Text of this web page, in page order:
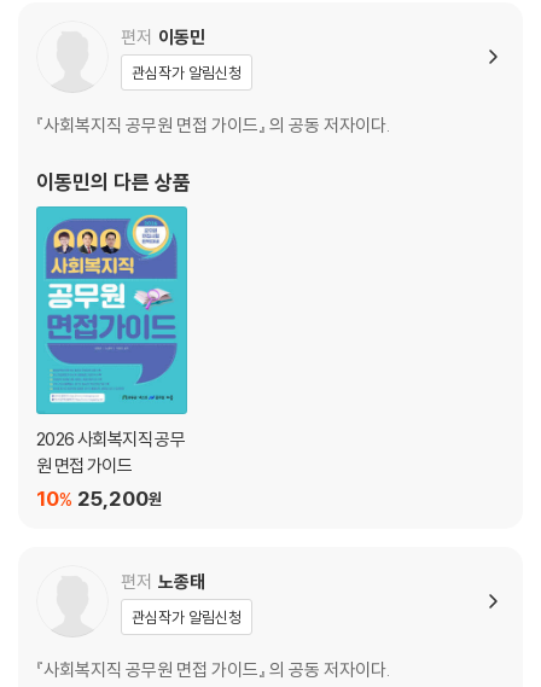
CHAPTER 01. 해당 지방정부 정리내용
CHAPTER 02. 2022년 지방자치단체별 청렴도 측정 결과(출처：국민권
익위원회)
처－행정안전부
CHAPTER 04. 2020－2023년도 문화관광축제 지정 현황
PART 07. 평정항목별 핵심 면접질문...김형준
CHAPTER 01. 인성 질문 - 스터디용
CHAPTER 02. 공무원으로서의 자세 - 스터디용
CHAPTER 03. 상황 질문
PART 08. 사회복지직 공무원 면접 출제 질문 목록(2018년∼2022
년)...김형준
CHAPTER 03. 2019년 지역별 면접출제 질문
CHAPTER 04. 2020년 지역별 면접출제 질문
CHAPTER 05. 2021년 지역별 면접출제 질문
CHAPTER 06. 2022년 지역별 면접출제 질문
편저 이동민
관심작가 알림신청
『사회복지직 공무원 면접 가이드』 의 공동 저자이다.
이동민의 다른 상품
2026 사회복지직 공무
원 면접 가이드
25,200원
10%
편저 노종태
관심작가 알림신청
『사회복지직 공무원 면접 가이드』 의 공동 저자이다.